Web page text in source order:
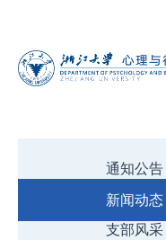
通知公告
新闻动态
支部风采